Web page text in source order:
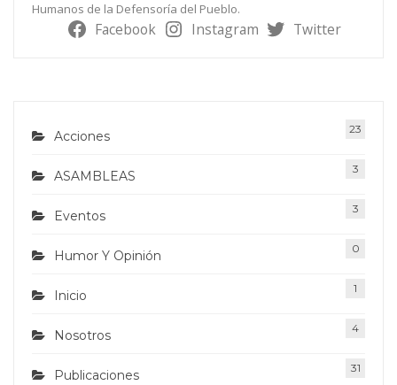
Humanos de la Defensoría del Pueblo.
Facebook Instagram Twitter
Acciones 23
ASAMBLEAS 3
Eventos 3
Humor Y Opinión 0
Inicio 1
Nosotros 4
Publicaciones 31